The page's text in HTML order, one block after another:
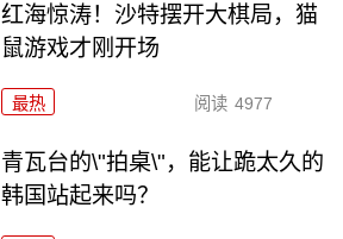
红海惊涛！沙特摆开大棋局，猫
鼠游戏才刚开场
最热 阅读 4977
青瓦台的\"拍桌\"，能让跪太久的
韩国站起来吗？